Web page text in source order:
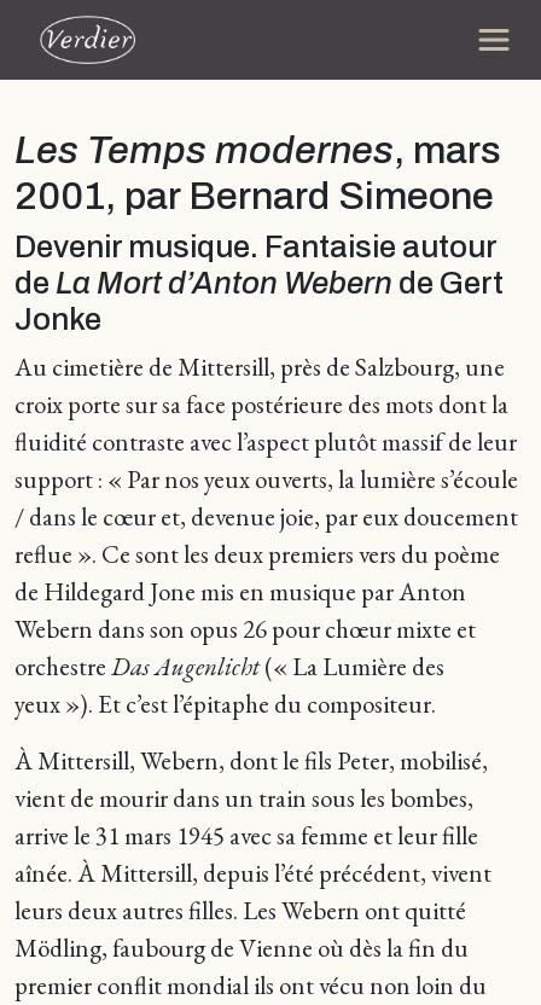
Les Temps modernes, mars
2001, par Bernard Simeone
Devenir musique. Fantaisie autour
de La Mort d’Anton Webern de Gert
Jonke
Au cimetière de Mittersill, près de Salzbourg, une
croix porte sur sa face postérieure des mots dont la
fluidité contraste avec l’aspect plutôt massif de leur
support : « Par nos yeux ouverts, la lumière s’écoule
/ dans le cœur et, devenue joie, par eux doucement
reflue ». Ce sont les deux premiers vers du poème
de Hildegard Jone mis en musique par Anton
Webern dans son opus 26 pour chœur mixte et
orchestreDas Augenlicht(« La Lumière des
yeux »). Et c’est l’épitaphe du compositeur.
À Mittersill, Webern, dont le fils Peter, mobilisé,
vient de mourir dans un train sous les bombes,
arrive le 31 mars 1945 avec sa femme et leur fille
aînée. À Mittersill, depuis l’été précédent, vivent
leurs deux autres filles. Les Webern ont quitté
Mödling, faubourg de Vienne où dès la fin du
premier conflit mondial ils ont vécu non loin du